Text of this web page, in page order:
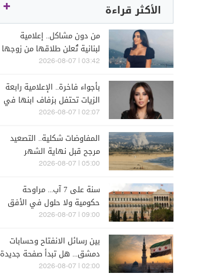
الأكثر قراءة
من دون مشاكل.. إعلامية
لبنانية تُعلن طلاقها من زوجها
رجل الأعمال
03:42 | 2026-08-07
بأجواء فاخرة.. الإعلامية رابعة
الزيات تحتفل بزفاف ابنها في
البترون (فيديو)
02:07 | 2026-08-07
المفاوضات شكلية.. التصعيد
مرجح قبل نهاية الشهر
05:00 | 2026-08-07
سنة على 7 آب... مراوحة
حكومية ولا حلول في الأفق
المنظور
09:00 | 2026-08-07
بين رسائل الانفتاح وحسابات
دمشق... هل تبدأ صفحة جديدة
بين "حزب الله" وسوريا -
02:00 | 2026-08-07